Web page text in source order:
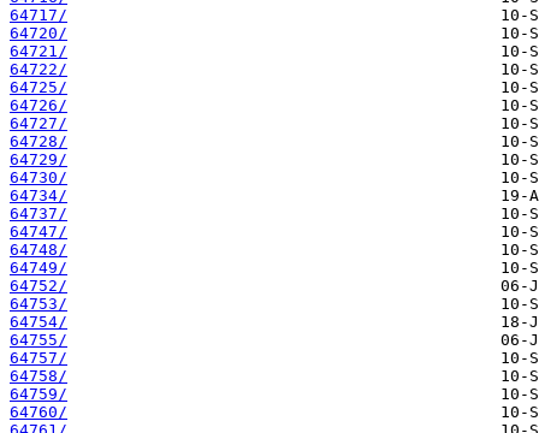
64717/
64720/
64721/
64722/
64725/
64726/
64727/
64728/
64729/
64730/
64734/
64737/
64747/
64748/
64749/
64752/
64753/
64754/
64755/
64757/
64758/
64759/
64760/